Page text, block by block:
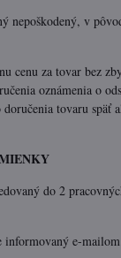
nepoškodený, v
cenu za tovar bez
oznámenia o
tovaru späť
do 2
informovaný e-